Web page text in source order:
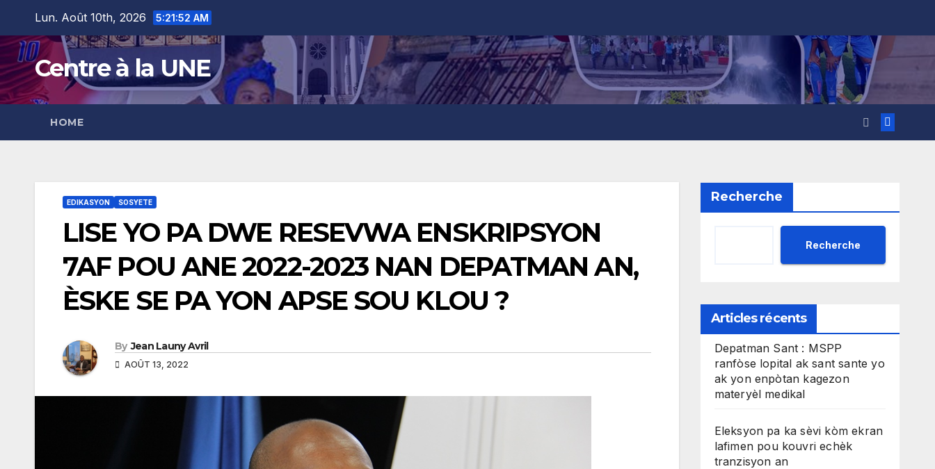
content
content
Lun. Août 10th, 2026 5:21:53 AM
Centre à la UNE
HOME
EDIKASYON SOSYETE
LISE YO PA DWE RESEVWA ENSKRIPSYON
7AF POU ANE 2022-2023 NAN DEPATMAN AN,
ÈSKE SE PA YON APSE SOU KLOU ?
By Jean Launy Avril
AOÛT 13, 2022
Recherche
Recherche
Articles récents
Depatman Sant : MSPP
ranfòse lopital ak sant sante yo
ak yon enpòtan kagezon
materyèl medikal
Eleksyon pa ka sèvi kòm ekran
lafimen pou kouvri echèk
tranzisyon an